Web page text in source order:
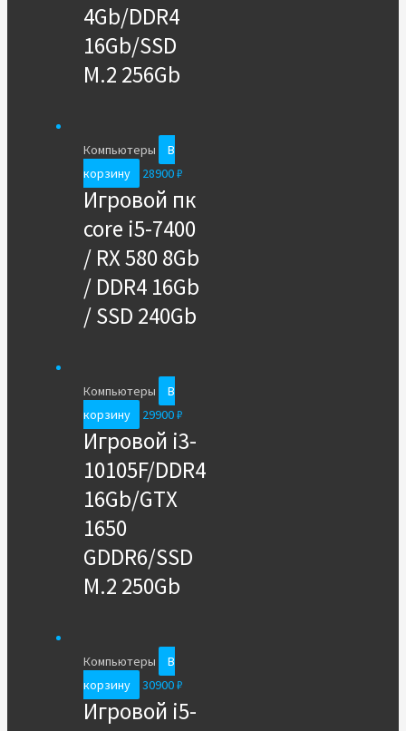
4Gb/DDR4
16Gb/SSD
M.2 256Gb
Компьютеры
В
корзину
28900₽
Игровой пк
core i5-7400
/ RX 580 8Gb
/ DDR4 16Gb
/ SSD 240Gb
Компьютеры
В
корзину
29900₽
Игровой i3-
10105F/DDR4
16Gb/GTX
1650
GDDR6/SSD
M.2 250Gb
Компьютеры
В
корзину
30900₽
Игровой i5-